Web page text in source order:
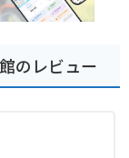
のレビュー